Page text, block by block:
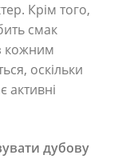
Крім того,
смак
кожним
оскільки
активні
дубову